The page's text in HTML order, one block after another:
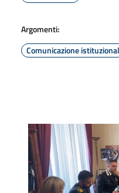
Argomenti:
Comunicazione